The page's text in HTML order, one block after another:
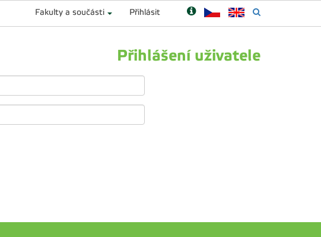
Fakulty a součásti Přihlásit
Přihlášení uživatele